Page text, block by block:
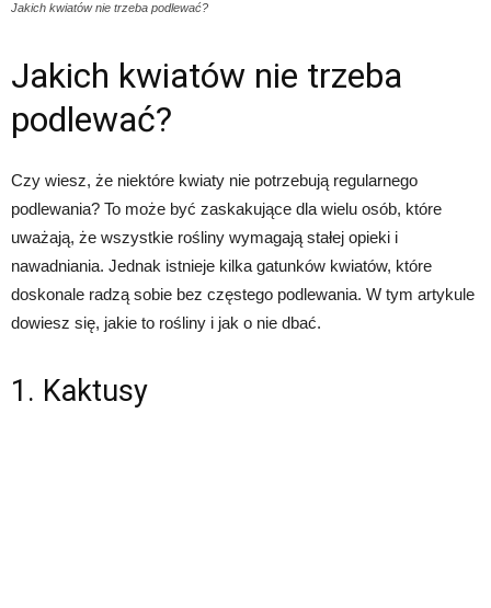
Jakich kwiatów nie trzeba podlewać?
Jakich kwiatów nie trzeba
podlewać?
Czy wiesz, że niektóre kwiaty nie potrzebują regularnego
podlewania? To może być zaskakujące dla wielu osób, które
uważają, że wszystkie rośliny wymagają stałej opieki i
nawadniania. Jednak istnieje kilka gatunków kwiatów, które
doskonale radzą sobie bez częstego podlewania. W tym artykule
dowiesz się, jakie to rośliny i jak o nie dbać.
1. Kaktusy